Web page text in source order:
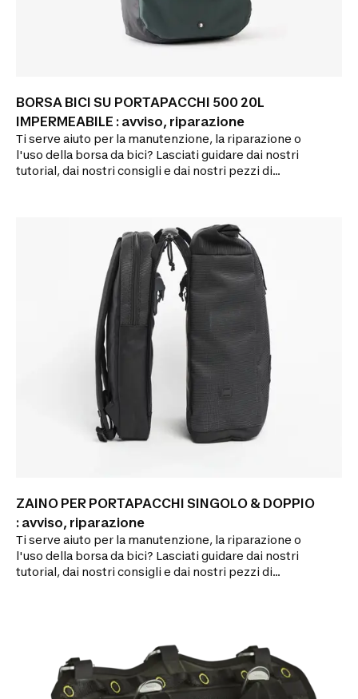
BORSA BICI SU PORTAPACCHI 500 20L
IMPERMEABILE : avviso, riparazione
Ti serve aiuto per la manutenzione, la riparazione o
l'uso della borsa da bici? Lasciati guidare dai nostri
tutorial, dai nostri consigli e dai nostri pezzi di
ZAINO PER PORTAPACCHI SINGOLO & DOPPIO
: avviso, riparazione
Ti serve aiuto per la manutenzione, la riparazione o
l'uso della borsa da bici? Lasciati guidare dai nostri
tutorial, dai nostri consigli e dai nostri pezzi di